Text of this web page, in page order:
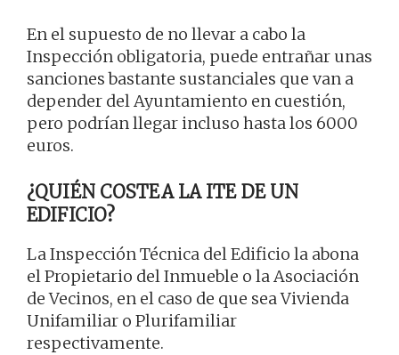
En el supuesto de no llevar a cabo la
Inspección obligatoria, puede entrañar unas
sanciones bastante sustanciales que van a
depender del Ayuntamiento en cuestión,
pero podrían llegar incluso hasta los 6000
euros.
¿QUIÉN COSTEA LA ITE DE UN
EDIFICIO?
La Inspección Técnica del Edificio la abona
el Propietario del Inmueble o la Asociación
de Vecinos, en el caso de que sea Vivienda
Unifamiliar o Plurifamiliar
respectivamente.